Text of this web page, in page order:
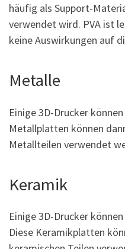
häufig als Support-
verwendet wird. PVA ist
keine Auswirkungen auf
Metalle
Einige 3D-Drucker
Metallplatten können
Metallteilen verwendet
Keramik
Einige 3D-Drucker
Diese Keramikplatten